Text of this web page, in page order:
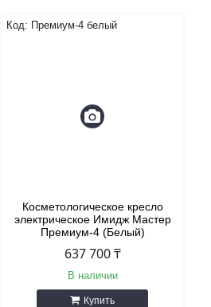
Премиум-4 белый
Косметологическое кресло
электрическое Имидж Мастер
Премиум-4 (Белый)
637 700 ₸
В наличии
Купить